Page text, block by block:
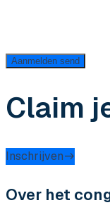
Aanmelden send
Claim
Inschrijven
Over het